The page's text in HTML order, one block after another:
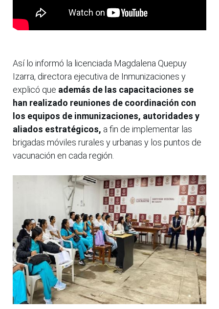
Así lo informó la licenciada Magdalena Quepuy
Izarra, directora ejecutiva de Inmunizaciones y
explicó que además de las capacitaciones se
han realizado reuniones de coordinación con
los equipos de inmunizaciones, autoridades y
aliados estratégicos, a fin de implementar las
brigadas móviles rurales y urbanas y los puntos de
vacunación en cada región.